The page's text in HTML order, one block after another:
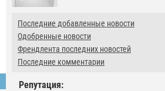
Последние добавленные новости
Одобренные новости
Френдлента последних новостей
Последние комментарии
Репутация: